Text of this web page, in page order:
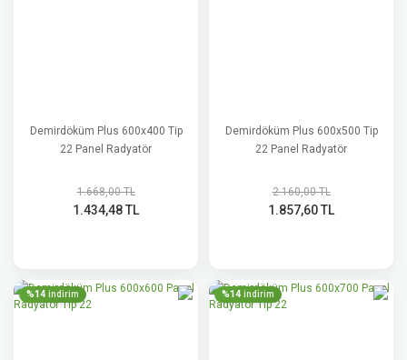
Demirdöküm Plus 600x400 Tip
22 Panel Radyatör
1.668,00 TL
1.434,48 TL
Demirdöküm Plus 600x500 Tip
22 Panel Radyatör
2.160,00 TL
1.857,60 TL
%14 indirim %14 indirim